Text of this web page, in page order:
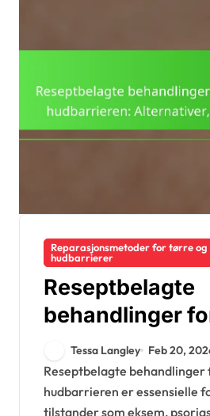
Reparasjonsmetoder for tørre og
hudbarrierer
Reseptbelagte
behandlinger
reparasjon av
hudbarrieren:
Alternativer,
Tessa Langley Feb 20,
Reseptbelagte behandlinger for reparasjon av
hudbarrieren er essensielle
tilstander som eksem,